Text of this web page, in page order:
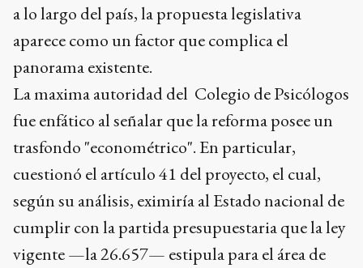
a lo largo del país, la propuesta legislativa
aparece como un factor que complica el
panorama existente.
La maxima autoridad del Colegio de Psicólogos
fue enfático al señalar que la reforma posee un
trasfondo "econométrico". En particular,
cuestionó el artículo 41 del proyecto, el cual,
según su análisis, eximiría al Estado nacional de
cumplir con la partida presupuestaria que la ley
vigente —la 26.657— estipula para el área de